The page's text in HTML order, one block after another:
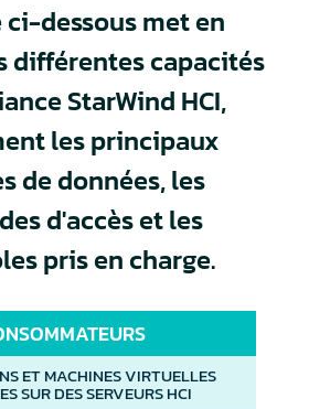
ci-dessous met en
différentes capacités
StarWind HCI,
les principaux
de données, les
d'accès et les
pris en charge.
ET MACHINES VIRTUELLES
SUR DES SERVEURS HCI